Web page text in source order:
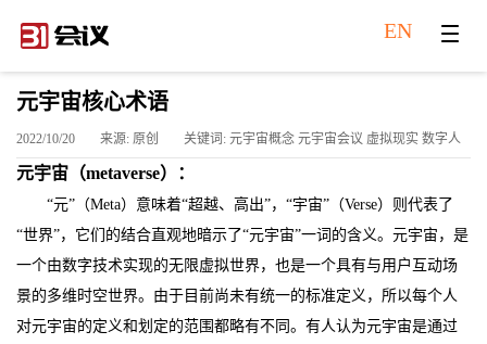
EN
元宇宙核心术语
2022/10/20 来源: 原创 关键词: 元宇宙概念 元宇宙会议 虚拟现实 数字人
元宇宙（metaverse）：
“元”（Meta）意味着“超越、高出”，“宇宙”（Verse）则代表了
“世界”，它们的结合直观地暗示了“元宇宙”一词的含义。元宇宙，是
一个由数字技术实现的无限虚拟世界，也是一个具有与用户互动场
景的多维时空世界。由于目前尚未有统一的标准定义，所以每个人
对元宇宙的定义和划定的范围都略有不同。有人认为元宇宙是通过